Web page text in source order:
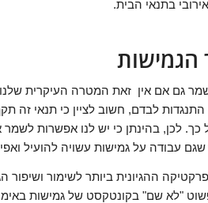
בתנאי הבית.
הגמישות
גם אם אין זאת המטרה העיקרית
לבדם, חשוב לציין כי תנאי זה
לכן, בהינתן כי יש לנו אפשרות
עבודה על גמישות עשויה להועיל
ההגיונית ביותר לשימור
"לא שם" בקונטקסט של גמישות